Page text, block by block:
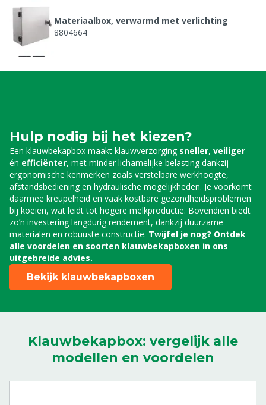
Materiaalbox, verwarmd met verlichting
8804664
paar
8804778
Oplaadset voor afstandsbediening Titanium Pro
en Rodium Master
8804781
Oplader tbv accupack afstandsbediening
Titanium Pro en Rodium Master
8804782
Beschermhoesje tbv afstandsbediening Titanium
Pro en Rodium Master
8804783
Schouderband tbv afstandsbediening Titanium
Pro en Rodium Master
8804784
en Rodium Master
Vierpuntsketting tbv Klauwbekapbox Titanium
& Rodium
8808004
Hulp nodig bij het kiezen?
Een klauwbekapbox maakt klauwverzorging sneller, veiliger
én efficiënter, met minder lichamelijke belasting dankzij
ergonomische kenmerken zoals verstelbare werkhoogte,
afstandsbediening en hydraulische mogelijkheden. Je voorkomt
daarmee kreupelheid en vaak kostbare gezondheidsproblemen
bij koeien, wat leidt tot hogere melkproductie. Bovendien biedt
zo’n investering langdurig rendement, dankzij duurzame
materialen en robuuste constructie. Twijfel je nog? Ontdek
alle voordelen en soorten klauwbekapboxen in ons
uitgebreide advies.
Bekijk klauwbekapboxen
Klauwbekapbox: vergelijk alle
modellen en voordelen